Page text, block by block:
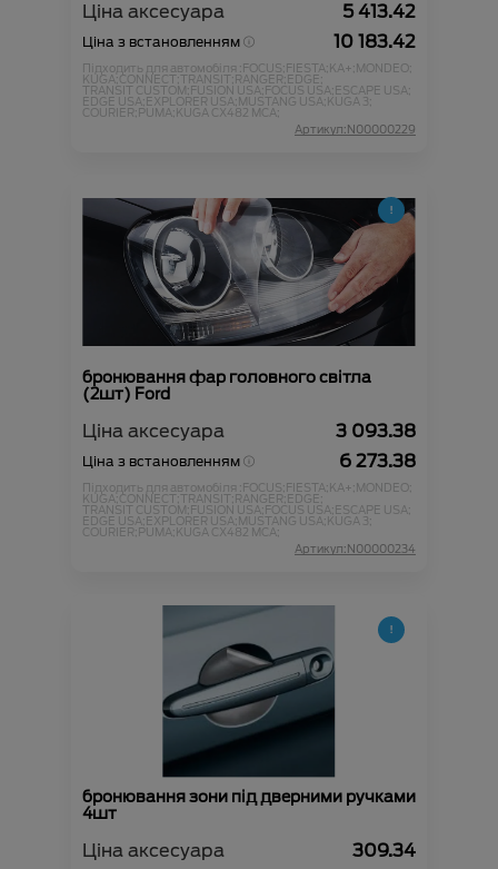
Ціна аксесуара 5 413.42
Ціна з встановленням 10 183.42
Підходить для автомобіля :FOCUS;FIESTA;KA+;MONDEO;
KUGA;CONNECT;TRANSIT;RANGER;EDGE;
TRANSIT CUSTOM;FUSION USA;FOCUS USA;ESCAPE USA;
EDGE USA;EXPLORER USA;MUSTANG USA;KUGA 3;
COURIER;PUMA;KUGA CX482 MCA;
Артикул:N00000229
бронювання фар головного світла
(2шт) Ford
Ціна аксесуара 3 093.38
Ціна з встановленням 6 273.38
Підходить для автомобіля :FOCUS;FIESTA;KA+;MONDEO;
KUGA;CONNECT;TRANSIT;RANGER;EDGE;
TRANSIT CUSTOM;FUSION USA;FOCUS USA;ESCAPE USA;
EDGE USA;EXPLORER USA;MUSTANG USA;KUGA 3;
COURIER;PUMA;KUGA CX482 MCA;
Артикул:N00000234
бронювання зони під дверними ручками
4шт
Ціна аксесуара 309.34